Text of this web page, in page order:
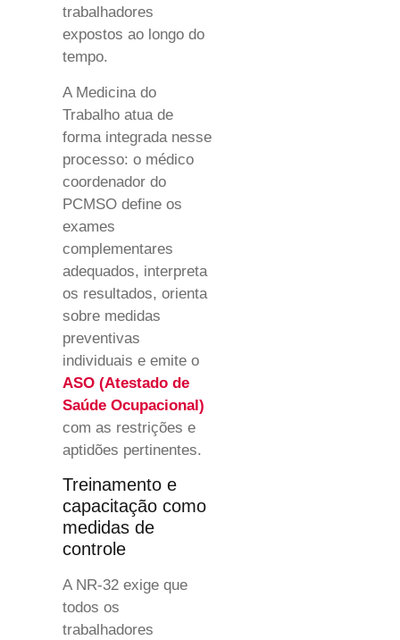
trabalhadores
expostos ao longo do
tempo.
A Medicina do
Trabalho atua de
forma integrada nesse
processo: o médico
coordenador do
PCMSO define os
exames
complementares
adequados, interpreta
os resultados, orienta
sobre medidas
preventivas
individuais e emite o
ASO (Atestado de
Saúde Ocupacional)
com as restrições e
aptidões pertinentes.
Treinamento e
capacitação como
medidas de
controle
A NR-32 exige que
todos os
trabalhadores